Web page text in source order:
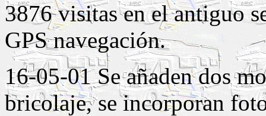
3876 visitas en el antiguo
GPS navegación.
16-05-01 Se añaden dos
bricolaje, se incorporan